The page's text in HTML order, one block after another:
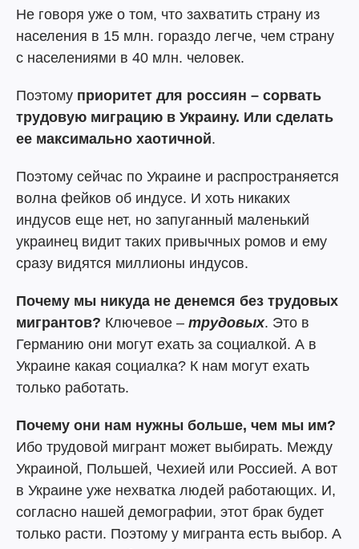
Не говоря уже о том, что захватить страну из
населения в 15 млн. гораздо легче, чем страну
с населениями в 40 млн. человек.
Поэтому приоритет для россиян – сорвать
трудовую миграцию в Украину. Или сделать
ее максимально хаотичной.
Поэтому сейчас по Украине и распространяется
волна фейков об индусе. И хоть никаких
индусов еще нет, но запуганный маленький
украинец видит таких привычных ромов и ему
сразу видятся миллионы индусов.
Почему мы никуда не денемся без трудовых
мигрантов? Ключевое – трудовых. Это в
Германию они могут ехать за социалкой. А в
Украине какая социалка? К нам могут ехать
только работать.
Почему они нам нужны больше, чем мы им?
Ибо трудовой мигрант может выбирать. Между
Украиной, Польшей, Чехией или Россией. А вот
в Украине уже нехватка людей работающих. И,
согласно нашей демографии, этот брак будет
только расти. Поэтому у мигранта есть выбор. А